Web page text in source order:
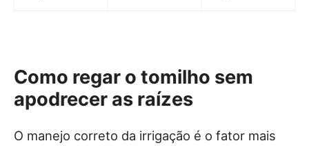
Como regar o tomilho sem
apodrecer as raízes
O manejo correto da irrigação é o fator mais